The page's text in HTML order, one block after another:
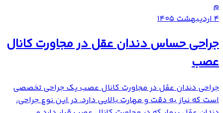
م
۴ اردیبهشت ۱۴۰۵
جراحی حساس دندان عقل در مجاورت کانال
عصب
جراحی دندان عقل در مجاورت کانال عصب یک جراحی تخصصی
است که نیاز به دقت و مهارت بالایی دارد. در این نوع جراحی،